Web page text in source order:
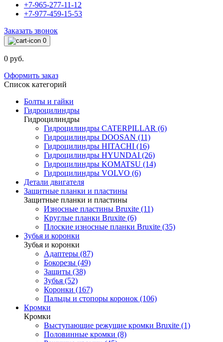
+7-965-277-11-12
+7-977-459-15-53
Заказать звонок
0
0 руб.
Оформить заказ
Список категорий
Болты и гайки
Гидроцилиндры
Гидроцилиндры
Гидроцилиндры CATERPILLAR (6)
Гидроцилиндры DOOSAN (11)
Гидроцилиндры HITACHI (16)
Гидроцилиндры HYUNDAI (26)
Гидроцилиндры KOMATSU (14)
Гидроцилиндры VOLVO (6)
Детали двигателя
Защитные планки и пластины
Защитные планки и пластины
Износные пластины Bruxite (11)
Круглые планки Bruxite (6)
Плоские износные планки Bruxite (35)
Зубья и коронки
Зубья и коронки
Адаптеры (87)
Бокорезы (49)
Защиты (38)
Зубья (52)
Коронки (167)
Пальцы и стопоры коронок (106)
Кромки
Кромки
Выступающие режущие кромки Bruxite (1)
Половинные кромки (8)